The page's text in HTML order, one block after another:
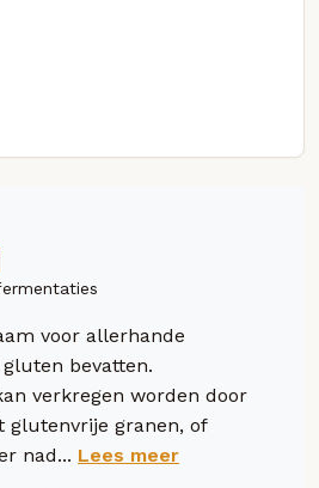
voor allerhande
bevatten.
verkregen worden door
glutenvrije granen, of
nad... Lees meer